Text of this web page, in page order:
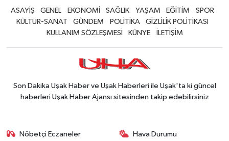
ASAYİŞ GENEL EKONOMİ SAĞLIK YAŞAM EĞİTİM
SPOR
KÜLTÜR-SANAT
GÜNDEM POLİTİKA
GİZLİLİK POLİTİKASI
KULLANIM SÖZLEŞMESİ
KÜNYE İLETİŞİM
Son Dakika Uşak Haber ve Uşak Haberleri ile Uşak'ta ki güncel
haberleri Uşak Haber Ajansı sitesinden takip edebilirsiniz
Nöbetçi Eczaneler Hava Durumu